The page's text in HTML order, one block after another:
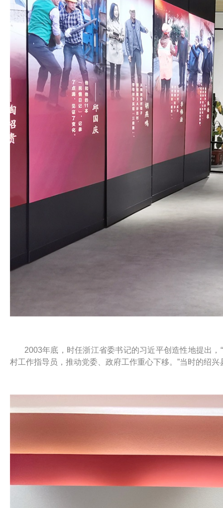
2003年底，时任浙江省委书记的习近平创造性地提出
村工作指导员，推动党委、政府工作重心下移。”当时的绍